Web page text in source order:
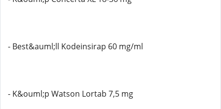
- Best&auml;ll Kodeinsirap 60 mg/ml
- K&ouml;p Watson Lortab 7,5 mg